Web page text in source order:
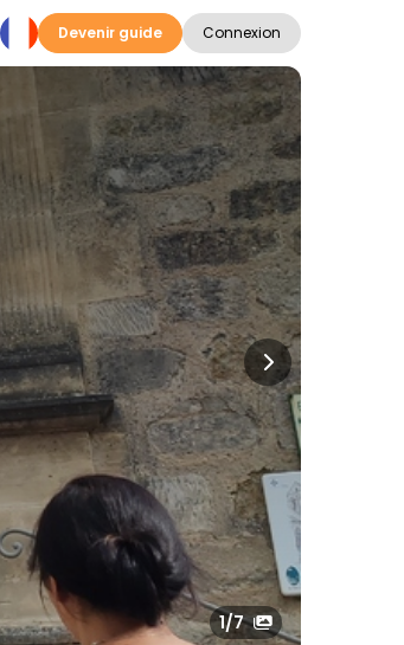
Devenir guide Connexion
1/7